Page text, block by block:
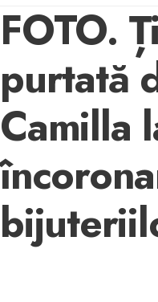
FOTO.
purtată
Camilla